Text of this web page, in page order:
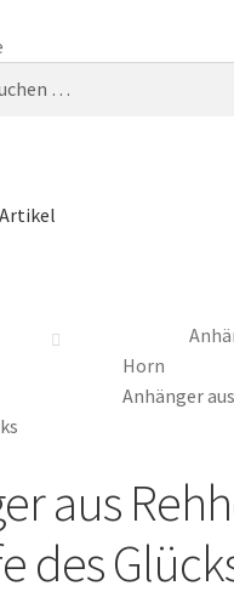
Horn
Anhänger
aus
des